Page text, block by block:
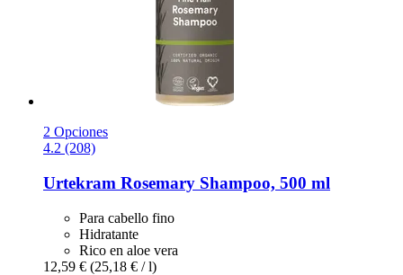
2 Opciones
4.2 (208)
Urtekram Rosemary Shampoo, 500 ml
Para cabello fino
Hidratante
Rico en aloe vera
12,59 € (25,18 € / l)